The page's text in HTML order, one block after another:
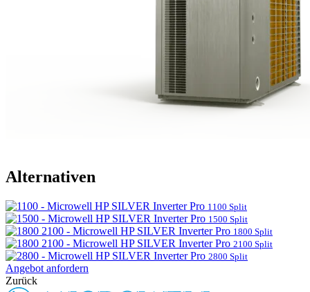
Alternativen
HP SILVER Inverter Pro 1100 Split
HP SILVER Inverter Pro 1500 Split
HP SILVER Inverter Pro 1800 Split
HP SILVER Inverter Pro 2100 Split
HP SILVER Inverter Pro 2800 Split
Angebot anfordern
Zurück